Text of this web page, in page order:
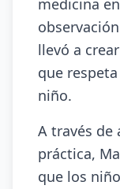
medicina
llevó a
que
niño.
A través de
práctica,
que los